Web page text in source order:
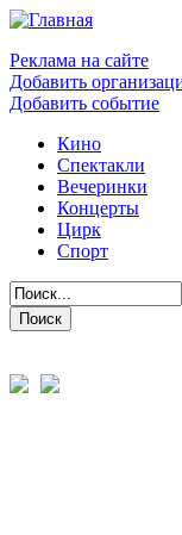
Реклама на сайте
Добавить
Добавить событие
Кино
Спектакли
Вечеринки
Концерты
Цирк
Спорт